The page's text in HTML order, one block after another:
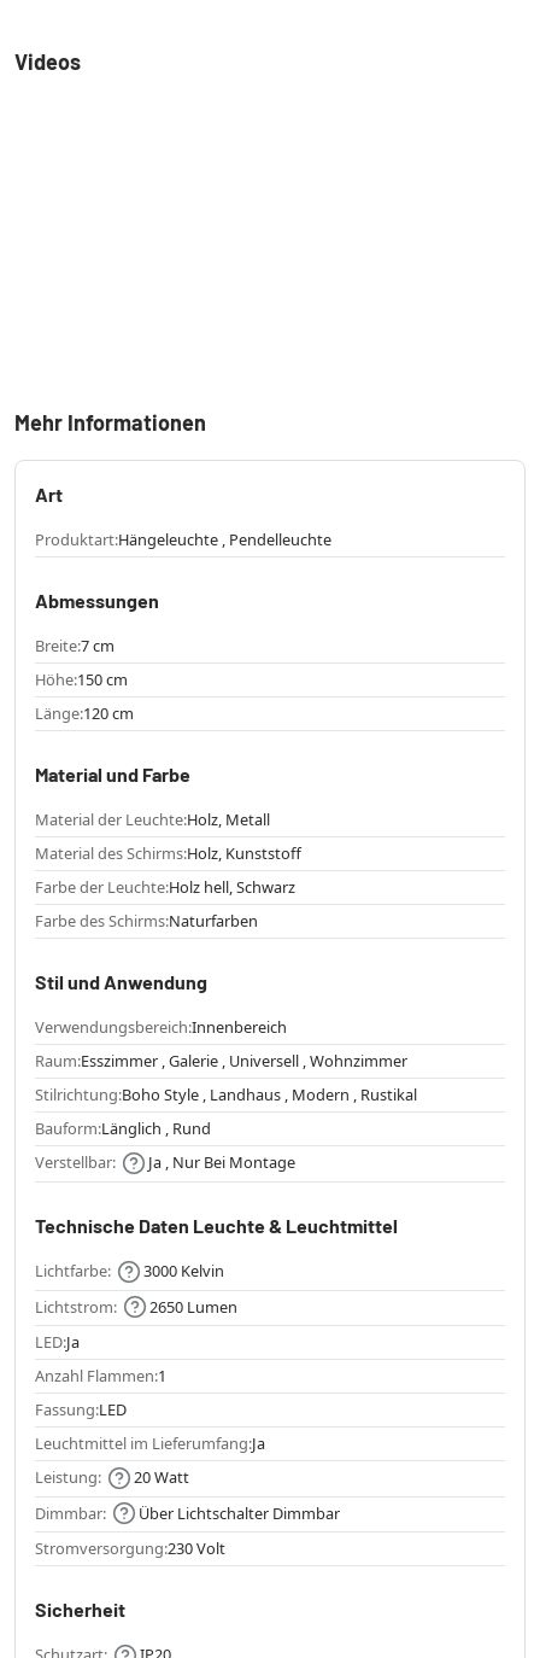
Videos
Mehr Informationen
Art
Produktart:Hängeleuchte , Pendelleuchte
Abmessungen
Breite:7 cm
Höhe:150 cm
Länge:120 cm
Material und Farbe
Material der Leuchte:Holz, Metall
Material des Schirms:Holz, Kunststoff
Farbe der Leuchte:Holz hell, Schwarz
Farbe des Schirms:Naturfarben
Stil und Anwendung
Verwendungsbereich:Innenbereich
Raum:Esszimmer , Galerie , Universell , Wohnzimmer
Stilrichtung:Boho Style , Landhaus , Modern , Rustikal
Bauform:Länglich , Rund
Verstellbar:
Ja , Nur Bei Montage
Technische Daten Leuchte & Leuchtmittel
Lichtfarbe:
3000 Kelvin
Lichtstrom:
2650 Lumen
LED:Ja
Anzahl Flammen:1
Fassung:LED
Leuchtmittel im Lieferumfang:Ja
Leistung:
20 Watt
Dimmbar:
Über Lichtschalter Dimmbar
Stromversorgung:230 Volt
Sicherheit